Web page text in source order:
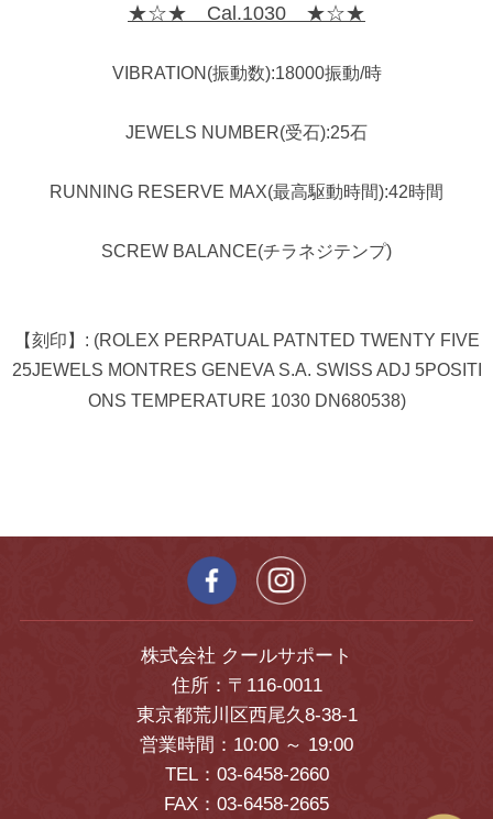
★☆★ Cal.1030 ★☆★
VIBRATION(振動数):18000振動/時
JEWELS NUMBER(受石):25石
RUNNING RESERVE MAX(最高駆動時間):42時間
SCREW BALANCE(チラネジテンプ)
【刻印】: (ROLEX PERPATUAL PATNTED TWENTY FIVE
25JEWELS MONTRES GENEVA S.A. SWISS ADJ 5POSITI
ONS TEMPERATURE 1030 DN680538)
株式会社 クールサポート
住所：〒116-0011
東京都荒川区西尾久8-38-1
営業時間：10:00 ～ 19:00
TEL：03-6458-2660
FAX：03-6458-2665